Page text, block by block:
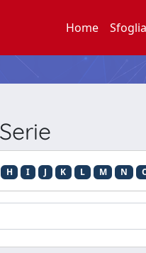
Home Sfoglia
H I J K L M N